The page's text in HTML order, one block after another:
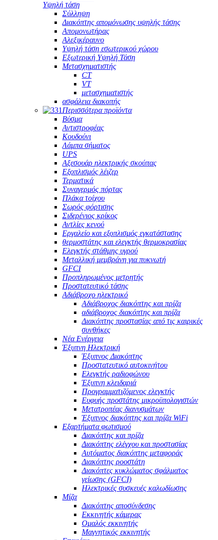
Υψηλή τάση
Σύλληψη
Διακόπτης απομόνωσης υψηλής τάσης
Απομονωτήρας
Αλεξικέραυνο
Υψηλή τάση εσωτερικού χώρου
Εξωτερική Υψηλή Τάση
Μετασχηματιστής
CT
VT
μετασχηματιστής
ασφάλεια διακοπής
Περισσότερα προϊόντα
Βύσμα
Αντιστροφέας
Κουδούνι
Λάμπα σήματος
UPS
Αξεσουάρ ηλεκτρικής σκούπας
Εξοπλισμός λέιζερ
Τερματικά
Συναγερμός πόρτας
Πλάκα τοίχου
Σωρός φόρτισης
Σιδερένιος κρίκος
Αντλίες κενού
Εργαλείο και εξοπλισμός εγκατάστασης
θερμοστάτης και ελεγκτής θερμοκρασίας
Ελεγκτής στάθμης υγρού
Μεταλλική μεμβράνη για πυκνωτή
GFCI
Προπληρωμένος μετρητής
Προστατευτικό τάσης
Αδιάβροχο ηλεκτρικό
Αδιάβροχος διακόπτης και πρίζα
αδιάβροχος διακόπτης και πρίζα
Διακόπτης προστασίας από τις καιρικές
συνθήκες
Νέα Ενέργεια
Έξυπνη Ηλεκτρική
Έξυπνος Διακόπτης
Προστατευτικό αυτοκινήτου
Ελεγκτής ραδιοφώνου
Έξυπνη κλειδαριά
Προγραμματιζόμενος ελεγκτής
Ευφυής προστάτης μικροϋπολογιστών
Μετατροπέας διανυσμάτων
Έξυπνος διακόπτης και πρίζα WiFi
Εξαρτήματα φωτισμού
Διακόπτης και πρίζα
Διακόπτης ελέγχου και προστασίας
Αυτόματος διακόπτης μεταφοράς
Διακόπτης ροοστάτη
Διακόπτες κυκλώματος σφάλματος
γείωσης (GFCI)
Ηλεκτρικές συσκευές καλωδίωσης
Μίζα
Διακόπτης αποσύνδεσης
Εκκινητής κάμερας
Ομαλός εκκινητής
Μαγνητικός εκκινητής